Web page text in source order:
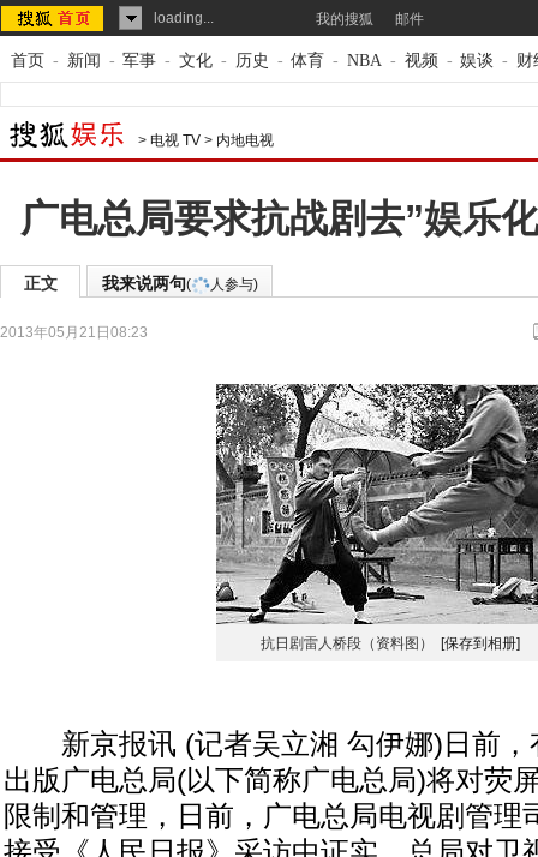
loading... 我的搜狐 邮件
首页 - 新闻 - 军事 - 文化 - 历史 - 体育 - NBA - 视频 - 娱谈 - 财
> 电视 TV > 内地电视
广电总局要求抗战剧去”娱乐
正文 我来说两句( 人参与)
2013年05月21日08:23
抗日剧雷人桥段（资料图） [保存到相册]
新京报讯 (记者吴立湘 勾伊娜)日前，
出版广电总局(以下简称广电总局)将对荧
限制和管理，日前，广电总局电视剧管理